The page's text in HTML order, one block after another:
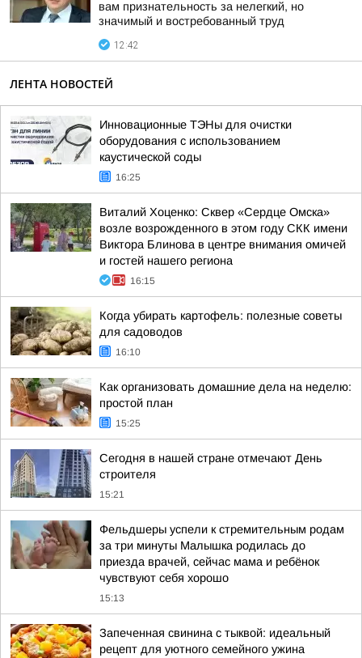
вам признательность за нелегкий, но
значимый и востребованный труд
12:42
ЛЕНТА НОВОСТЕЙ
Инновационные ТЭНы для очистки
оборудования с использованием
каустической соды
16:25
Виталий Хоценко: Сквер «Сердце Омска»
возле возрожденного в этом году СКК имени
Виктора Блинова в центре внимания омичей
и гостей нашего региона
16:15
Когда убирать картофель: полезные советы
для садоводов
16:10
Как организовать домашние дела на неделю:
простой план
15:25
Сегодня в нашей стране отмечают День
строителя
15:21
Фельдшеры успели к стремительным родам
за три минуты Малышка родилась до
приезда врачей, сейчас мама и ребёнок
чувствуют себя хорошо
15:13
Запеченная свинина с тыквой: идеальный
рецепт для уютного семейного ужина